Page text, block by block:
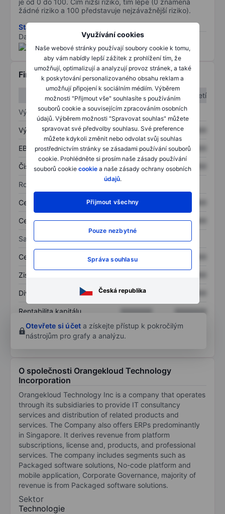
Využívání cookies
Naše webové stránky používají soubory cookie k tomu,
aby vám nabídly lepší zážitek z prohlížení tím, že
umožňují, optimalizují a analyzují provoz stránek, a také
k poskytování personalizovaného obsahu reklam a
umožňují připojení k sociálním médiím. Výběrem
možnosti "Přijmout vše" souhlasíte s používáním
souborů cookie a souvisejícím zpracováním osobních
údajů. Výběrem možnosti "Spravovat souhlas" můžete
spravovat své předvolby souhlasu. Své preference
můžete kdykoli změnit nebo odvolat svůj souhlas
prostřednictvím stránky se zásadami používání souborů
cookie. Prohlédněte si prosím naše zásady používání
souborů cookie cookie a naše zásady ochrany osobních
údajů.
Přijmout všechny
Pouze nezbytné
Správa souhlasu
Česká republika
žádné riziko a 100 představuje nejzávažnější riziko).
Stáhněte si metodiku rizik ESG
Data poskytnuta od
/
Finanční informace
1. čtvrtletí
2. čtvrtletí
Výkaz zisku a ztráty
Výnos XXXXXXX XXXXXXX
EBITDA XXXXXXX XXXXXXX
Čistý příjem XXXXXXX XXXXXXX
Rozvaha
Celková aktiva XXXXXXX
Celkový dluh XXXXXXX XXXXXXX
Sazby
Cena/tržby XXXXXXX
Zisk na akcii
Dividenda na akcii XXXXXXX
Rentabilita kapitálu XXXXXXX
XXXXXXX
Otevřete si účet a získejte přístup k pokročilým
nástrojům pro grafy a analýzu.
O společnosti Orangekloud Technology
Incorporation
Orangekloud Technology Inc is a company that operates
through its subsidiaries to provide IT consultancy
services and distribution of related products and
services. The Company also offers ERPs predominantly
in Singapore. It derives revenue from platform
subscriptions, license and, products, and professional
services. The company includes segments such as
Packaged software solutions, No-code platform and
mobile application, Corporate Governance, majority of
revenue is from Packaged software solutions.
Sektor
Technologie